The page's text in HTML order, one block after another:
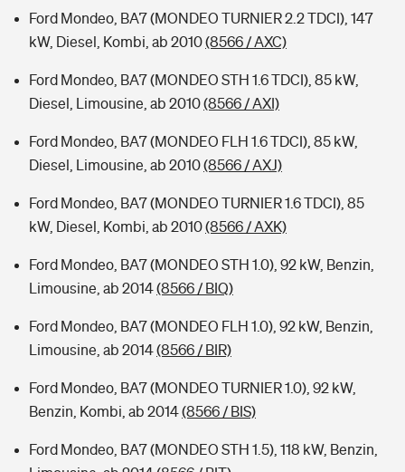
Ford Mondeo, BA7 (MONDEO TURNIER 2.2 TDCI), 147
kW, Diesel, Kombi, ab 2010(8566 / AXC)
Ford Mondeo, BA7 (MONDEO STH 1.6 TDCI), 85 kW,
Diesel, Limousine, ab 2010(8566 / AXI)
Ford Mondeo, BA7 (MONDEO FLH 1.6 TDCI), 85 kW,
Diesel, Limousine, ab 2010(8566 / AXJ)
Ford Mondeo, BA7 (MONDEO TURNIER 1.6 TDCI), 85
kW, Diesel, Kombi, ab 2010(8566 / AXK)
Ford Mondeo, BA7 (MONDEO STH 1.0), 92 kW, Benzin,
Limousine, ab 2014(8566 / BIQ)
Ford Mondeo, BA7 (MONDEO FLH 1.0), 92 kW, Benzin,
Limousine, ab 2014(8566 / BIR)
Ford Mondeo, BA7 (MONDEO TURNIER 1.0), 92 kW,
Benzin, Kombi, ab 2014(8566 / BIS)
Ford Mondeo, BA7 (MONDEO STH 1.5), 118 kW, Benzin,